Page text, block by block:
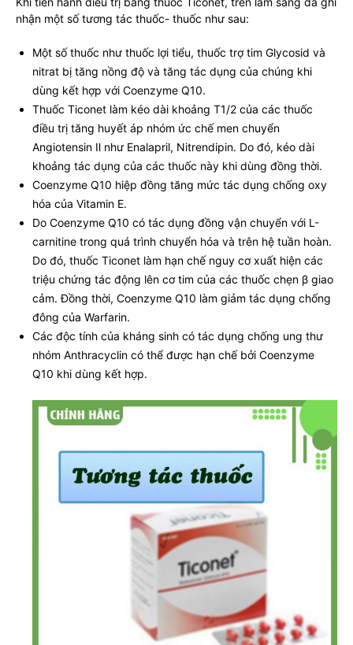
nhận một số tương tác thuốc- thuốc như sau:
Một số thuốc như thuốc lợi tiểu, thuốc trợ tim Glycosid và
nitrat bị tăng nồng độ và tăng tác dụng của chúng khi
dùng kết hợp với Coenzyme Q10.
Thuốc Ticonet làm kéo dài khoảng T1/2 của các thuốc
điều trị tăng huyết áp nhóm ức chế men chuyển
Angiotensin Ⅱ như Enalapril, Nitrendipin. Do đó, kéo dài
khoảng tác dụng của các thuốc này khi dùng đồng thời.
Coenzyme Q10 hiệp đồng tăng mức tác dụng chống oxy
hóa của Vitamin E.
Do Coenzyme Q10 có tác dụng đồng vận chuyển với L-
carnitine trong quá trình chuyển hóa và trên hệ tuần hoàn.
Do đó, thuốc Ticonet làm hạn chế nguy cơ xuất hiện các
triệu chứng tác động lên cơ tim của các thuốc chẹn β giao
cảm. Đồng thời, Coenzyme Q10 làm giảm tác dụng chống
đông của Warfarin.
Các độc tính của kháng sinh có tác dụng chống ung thư
nhóm Anthracyclin có thể được hạn chế bởi Coenzyme
Q10 khi dùng kết hợp.